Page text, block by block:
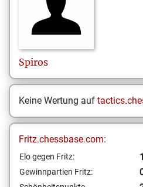
Spiros
Keine Wertung auf
Fritz.chessbase.com:
Elo gegen Fritz:
Gewinnpartien Fritz: